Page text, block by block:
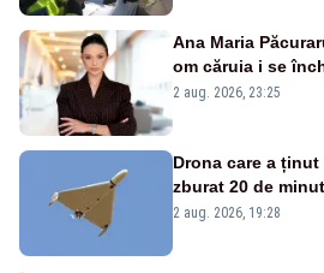
Ana Maria
om căruia i se
portiță?”
2 aug. 2026, 23:25
Drona care a
zburat 20 de
României. Au fost
2 aug. 2026, 19:28